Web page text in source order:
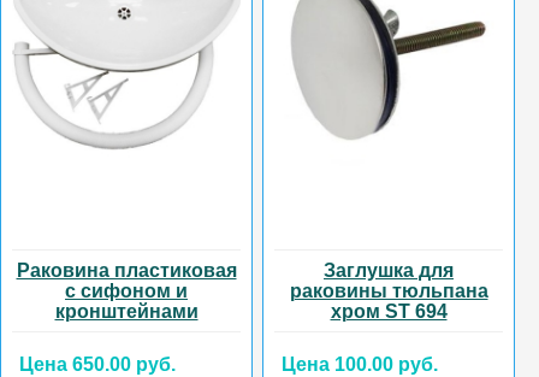
Раковина пластиковая
с сифоном и
кронштейнами
Цена 650.00 руб.
Заглушка для
раковины тюльпана
хром ST 694
Цена 100.00 руб.